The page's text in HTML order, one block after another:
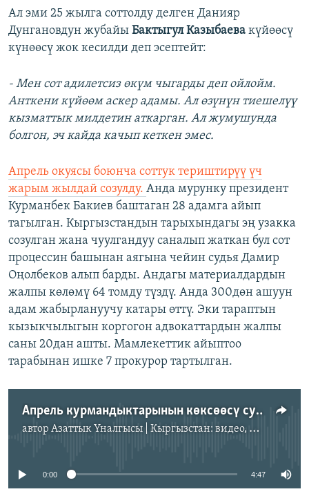
Ал эми 25 жылга соттолду делген Данияр
Дунгановдун жубайы Бактыгул Казыбаева күйөөсү
күнөөсү жок кесилди деп эсептейт:
- Мен сот адилетсиз өкүм чыгарды деп ойлойм.
Анткени күйөөм аскер адамы. Ал өзүнүн тиешелүү
кызматтык милдетин аткарган. Ал жумушунда
болгон, эч кайда качып кеткен эмес.
Апрель окуясы боюнча соттук териштирүү үч
жарым жылдай созулду. Анда мурунку президент
Курманбек Бакиев баштаган 28 адамга айып
тагылган. Кыргызстандын тарыхындагы эң узакка
созулган жана чуулгандуу саналып жаткан бул сот
процессин башынан аягына чейин судья Дамир
Оңолбеков алып барды. Андагы материалдардын
жалпы көлөмү 64 томду түздү. Анда 300дөн ашуун
адам жабырлануучу катары өттү. Эки тараптын
кызыкчылыгын коргогон адвокаттардын жалпы
саны 20дан ашты. Мамлекеттик айыптоо
тарабынан ишке 7 прокурор тартылган.
Апрель курмандыктарынын көксөөсү суудубу?
автор Азаттык Үналгысы | Кыргызстан: видео, фото, кабарлар
No media source currently available
0:00 4:47